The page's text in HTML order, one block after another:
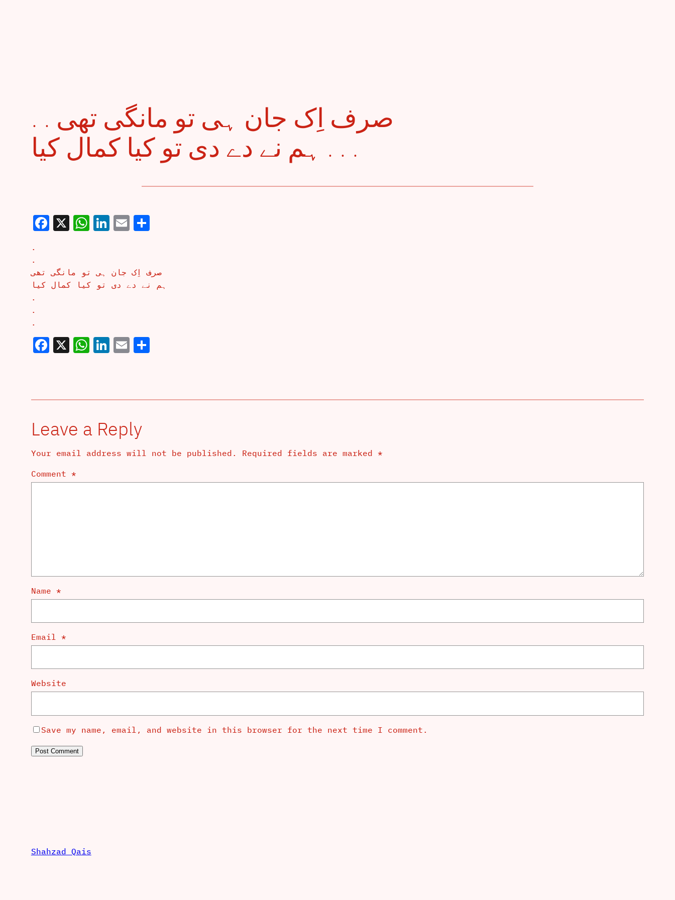
. . صرف اِک جان ہی تو مانگی تھی
ہم نے دے دی تو کیا کمال کیا . . .
Facebook
X WhatsApp
LinkedIn
EmailShare
.
.
صرف اِک جان ہی تو مانگی تھی
ہم نے دے دی تو کیا کمال کیا
.
.
.
Facebook
X WhatsApp
LinkedIn
EmailShare
Leave a Reply
Your email address will not be published. Required fields are marked *
Comment *
Name *
Email *
Website
Save my name, email, and website in this browser for the next time I comment.
Shahzad Qais